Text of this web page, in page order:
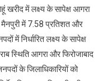
उन्हें
शिफ्ट
जाएः
खरीद में लक्ष्य के सापेक्ष आगरा
मैनपुरी में 7.58 प्रतिशत और
में निर्धारित लक्ष्य के सापेक्ष
स्थिति आगरा और फिरोजाबाद
के जिलाधिकारियों को